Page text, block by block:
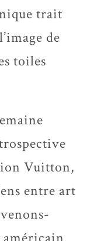
trait
de
toiles
Vuitton,
entre art